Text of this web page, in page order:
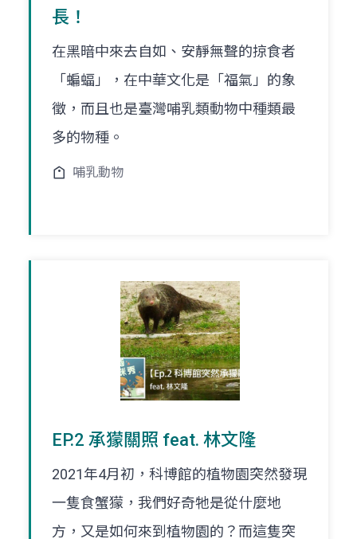
長！
在黑暗中來去自如、安靜無聲的掠食者
「蝙蝠」，在中華文化是「福氣」的象
徵，而且也是臺灣哺乳類動物中種類最
多的物種。
哺乳動物
EP.2 承獴關照 feat. 林文隆
2021年4月初，科博館的植物園突然發現
一隻食蟹獴，我們好奇牠是從什麼地
方，又是如何來到植物園的？而這隻突